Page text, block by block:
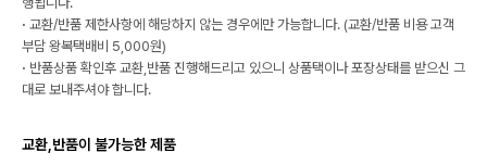
· 교환/반품 제한사항에 해당하지 않는 경우에만 가능합니다. (교환/반품 비용 고객
부담 왕복택배비 5,000원)
· 반품상품 확인후 교환,반품 진행해드리고 있으니 상품택이나 포장상태를 받으신 그
대로 보내주셔야 합니다.
교환,반품이 불가능한 제품